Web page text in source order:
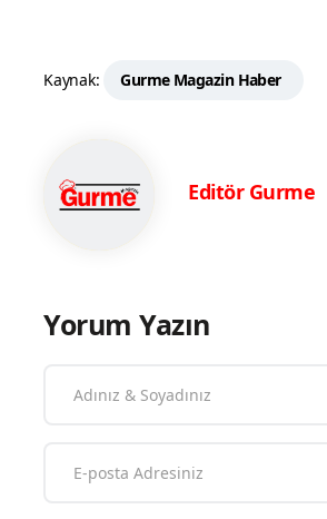
Kaynak: Gurme Magazin Haber
Editör Gurme
Yorum Yazın